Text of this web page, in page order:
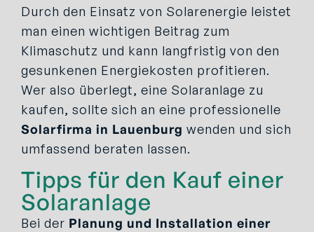
Durch den Einsatz von Solarenergie leistet
man einen wichtigen Beitrag zum
Klimaschutz und kann langfristig von den
gesunkenen Energiekosten profitieren.
Wer also überlegt, eine Solaranlage zu
kaufen, sollte sich an eine professionelle
Solarfirma in Lauenburg wenden und sich
umfassend beraten lassen.
Tipps für den Kauf einer
Solaranlage
Bei der Planung und Installation einer